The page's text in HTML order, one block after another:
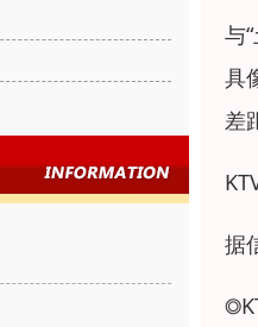
与
具
差
据